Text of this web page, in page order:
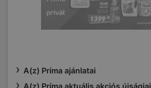
A(z) Príma ajánlatai